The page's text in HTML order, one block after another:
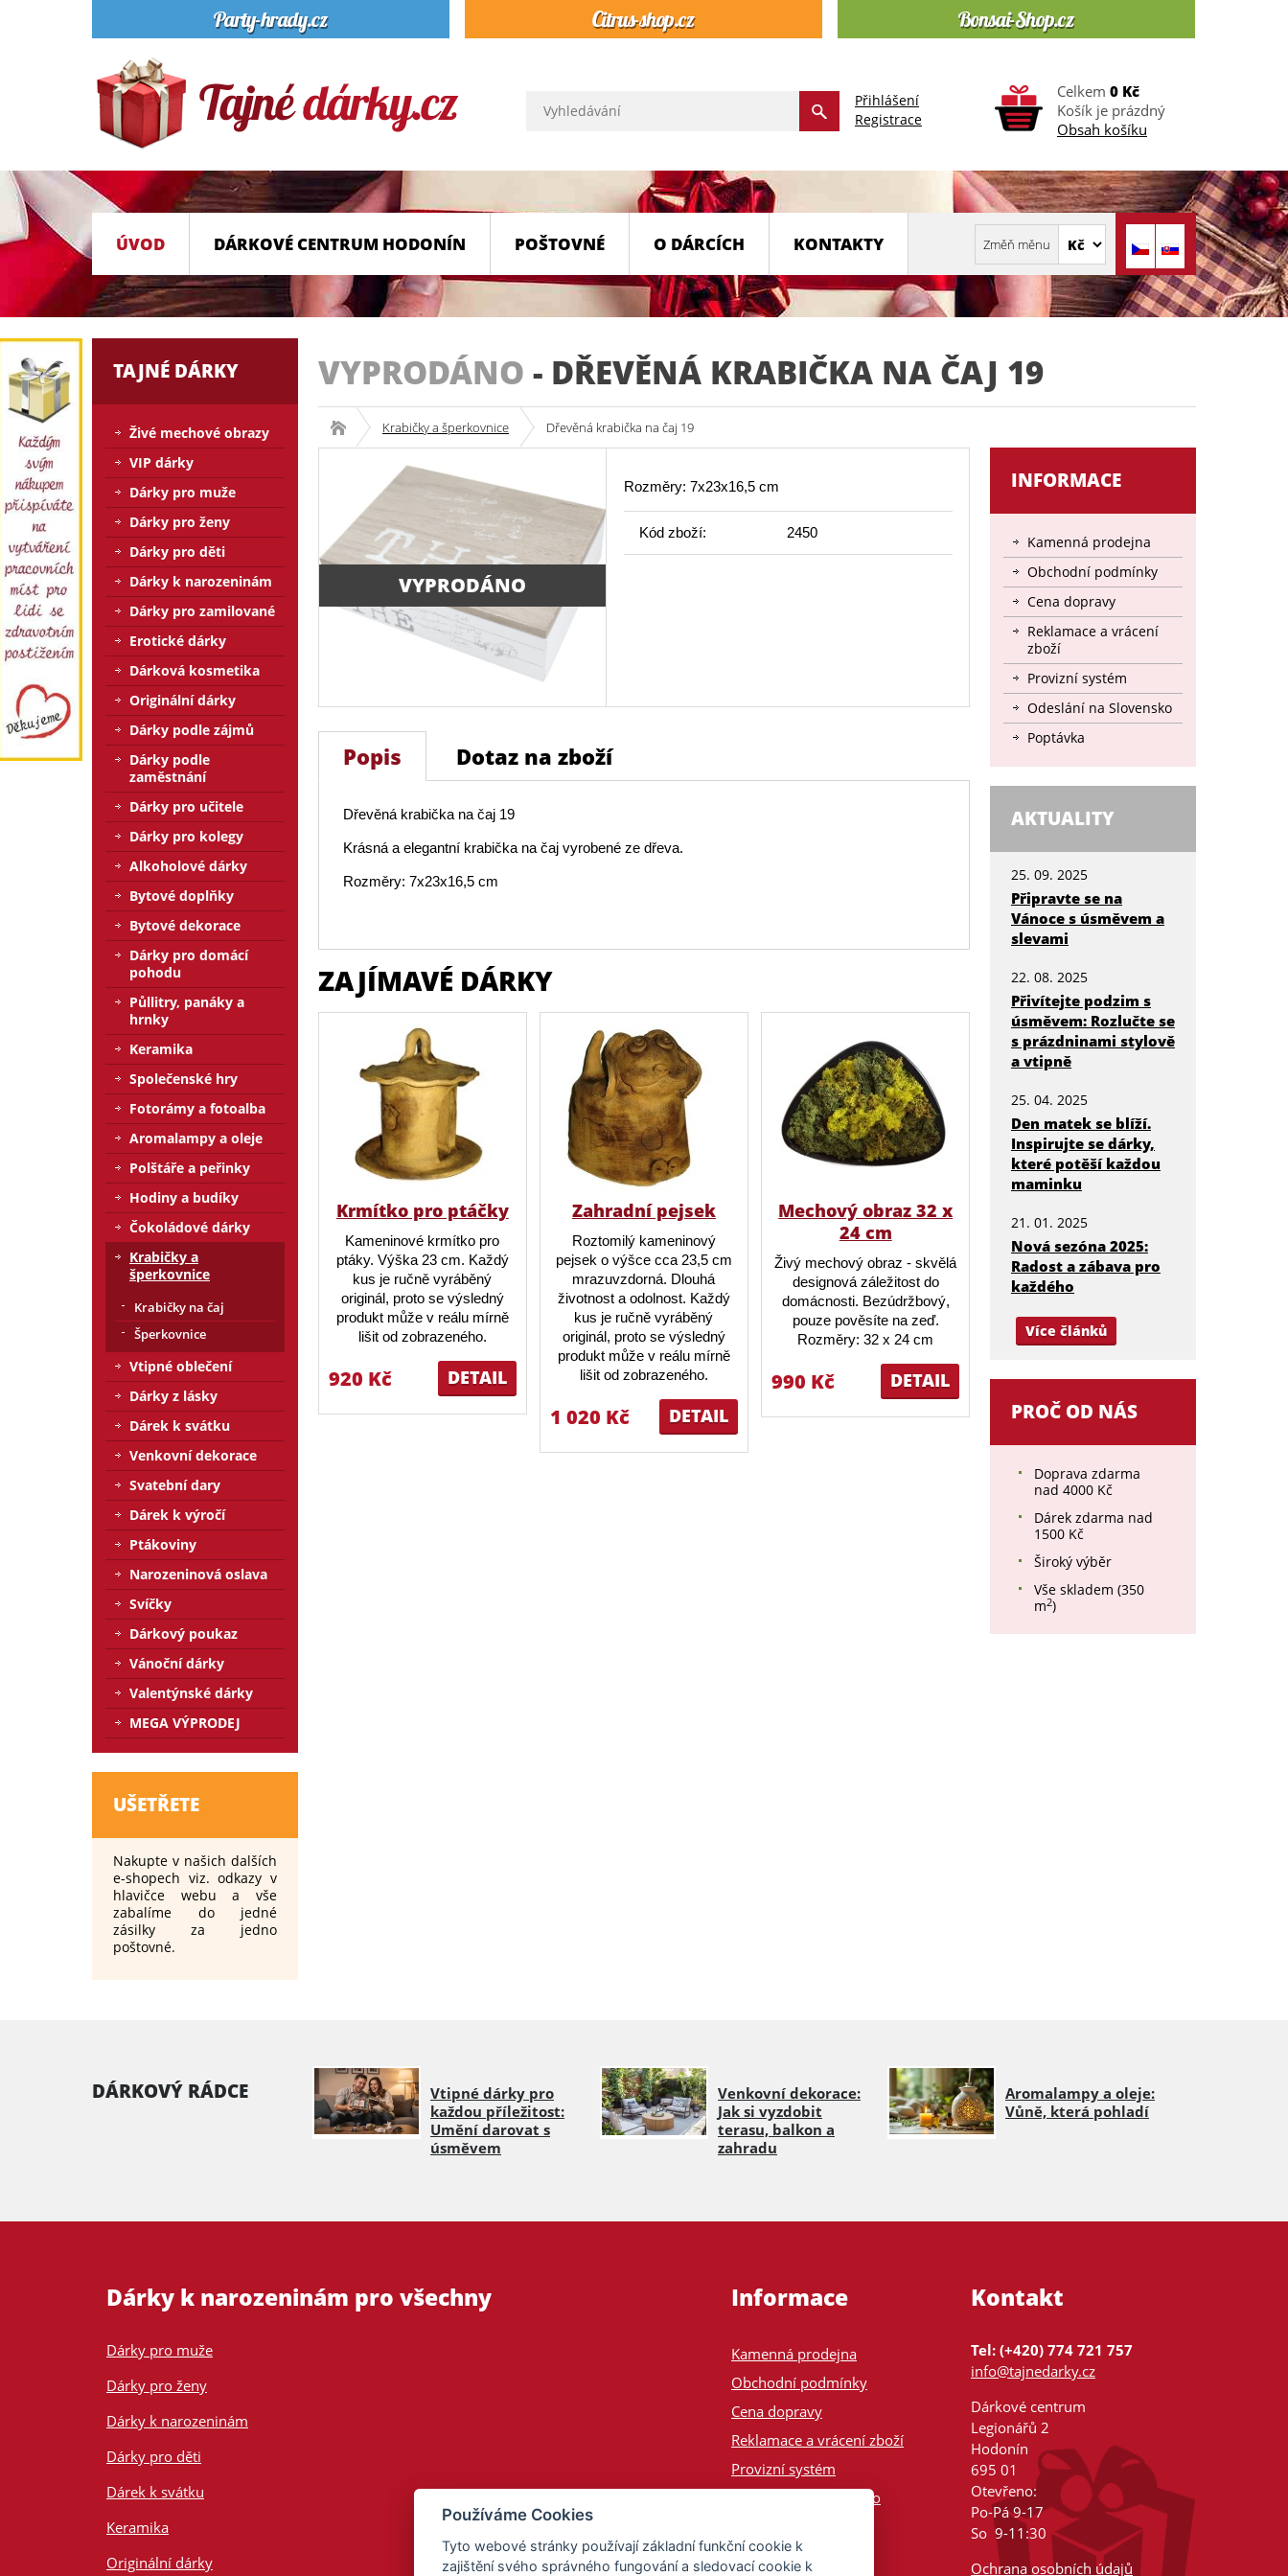
Přihlášení
Registrace
Celkem 0 Kč
Košík je prázdný
Obsah košíku
ÚVOD DÁRKOVÉ CENTRUM HODONÍN POŠTOVNÉ O DÁRCÍCH KONTAKTY
VYPRODÁNO - DŘEVĚNÁ KRABIČKA NA ČAJ 19
Krabičky a šperkovnice Dřevěná krabička na čaj 19
VYPRODÁNO
Rozměry: 7x23x16,5 cm
Kód zboží: 2450
Popis Dotaz na zboží
Dřevěná krabička na čaj 19
Krásná a elegantní krabička na čaj vyrobené ze dřeva.
Rozměry: 7x23x16,5 cm
ZAJÍMAVÉ DÁRKY
Krmítko pro ptáčky
Kameninové krmítko pro
ptáky. Výška 23 cm. Každý
kus je ručně vyráběný
originál, proto se výsledný
produkt může v reálu mírně
lišit od zobrazeného.
DETAIL
920 Kč
Zahradní pejsek
Roztomilý kameninový
pejsek o výšce cca 23,5 cm
mrazuvzdorná. Dlouhá
životnost a odolnost. Každý
kus je ručně vyráběný
originál, proto se výsledný
produkt může v reálu mírně
lišit od zobrazeného.
DETAIL
1 020 Kč
Mechový obraz 32 x
24 cm
Živý mechový obraz - skvělá
designová záležitost do
domácnosti. Bezúdržbový,
pouze pověsíte na zeď.
Rozměry: 32 x 24 cm
DETAIL
990 Kč
INFORMACE
Kamenná prodejna
Obchodní podmínky
Cena dopravy
Reklamace a vrácení
zboží
Provizní systém
Odeslání na Slovensko
Poptávka
AKTUALITY
25. 09. 2025
Připravte se na
Vánoce s úsměvem a
slevami
22. 08. 2025
Přivítejte podzim s
úsměvem: Rozlučte se
s prázdninami stylově
a vtipně
25. 04. 2025
Den matek se blíží.
Inspirujte se dárky,
které potěší každou
maminku
21. 01. 2025
Nová sezóna 2025:
Radost a zábava pro
každého
Více článků
PROČ OD NÁS
Doprava zdarma
nad 4000 Kč
Dárek zdarma nad
1500 Kč
Široký výběr
Vše skladem (350
m2)
TAJNÉ DÁRKY
Živé mechové obrazy
VIP dárky
Dárky pro muže
Dárky pro ženy
Dárky pro děti
Dárky k narozeninám
Dárky pro zamilované
Erotické dárky
Dárková kosmetika
Originální dárky
Dárky podle zájmů
Dárky podle
zaměstnání
Dárky pro učitele
Dárky pro kolegy
Alkoholové dárky
Bytové doplňky
Bytové dekorace
Dárky pro domácí
pohodu
Půllitry, panáky a
hrnky
Keramika
Společenské hry
Fotorámy a fotoalba
Aromalampy a oleje
Polštáře a peřinky
Hodiny a budíky
Čokoládové dárky
Krabičky a
šperkovnice
Krabičky na čaj
Šperkovnice
Vtipné oblečení
Dárky z lásky
Dárek k svátku
Venkovní dekorace
Svatební dary
Dárek k výročí
Ptákoviny
Narozeninová oslava
Svíčky
Dárkový poukaz
Vánoční dárky
Valentýnské dárky
MEGA VÝPRODEJ
UŠETŘETE
Nakupte v našich dalších
e-shopech viz. odkazy v
hlavičce webu a vše
zabalíme do jedné
zásilky za jedno
poštovné.
DÁRKOVÝ RÁDCE
Vtipné dárky pro
každou příležitost:
Umění darovat s
úsměvem
Venkovní dekorace:
Jak si vyzdobit
terasu, balkon a
zahradu
Aromalampy a oleje:
Vůně, která pohladí
Dárky k narozeninám pro všechny
Dárky pro muže
Dárky pro ženy
Dárky k narozeninám
Dárky pro děti
Dárek k svátku
Keramika
Originální dárky
Informace
Kamenná prodejna
Obchodní podmínky
Cena dopravy
Reklamace a vrácení zboží
Provizní systém
Odeslání na Slovensko
Kontakt
Tel: (+420) 774 721 757
info@tajnedarky.cz
Dárkové centrum
Legionářů 2
Hodonín
695 01
Otevřeno:
Po-Pá 9-17
So 9-11:30
Ochrana osobních údajů
Používáme Cookies
Tyto webové stránky používají základní funkční cookie k
zajištění svého správného fungování a sledovací cookie k